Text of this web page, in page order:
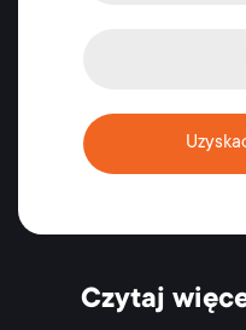
Czytaj